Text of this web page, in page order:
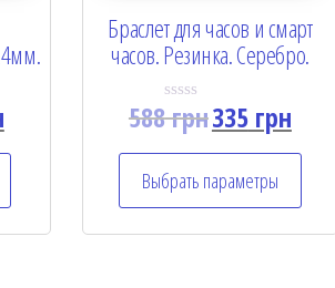
Браслет для часов и смарт
часов. Резинка. Серебро.
R
a
d
0
o
u
588грн335грн
Выбрать параметры